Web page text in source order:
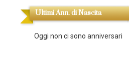
Ultimi Ann. di Nascita
Oggi non ci sono anniversari